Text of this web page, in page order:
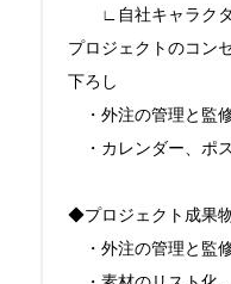
∟自社キャラクタ
プロジェクトのコン
下ろし
・外注の管理と監
・カレンダー、ポ
◆プロジェクト成果
・外注の管理と監